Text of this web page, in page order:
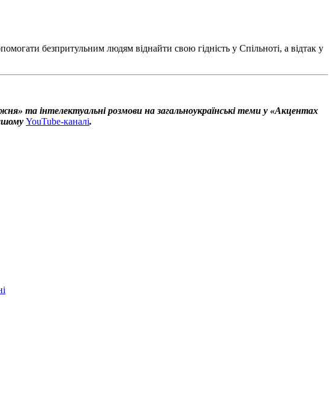
безпритульним людям віднайти свою гідність у Спільноті, а відтак у
та інтелектуальні розмови на загальноукраїнські теми у «Акцентах
YouTube-каналі.